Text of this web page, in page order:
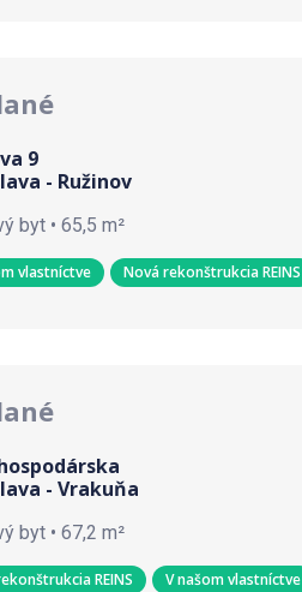
9
- Ružinov
byt • 65,5 m²
vlastníctve Nová rekonštrukcia REINS
- Vrakuňa
byt • 67,2 m²
REINS V našom vlastníctve